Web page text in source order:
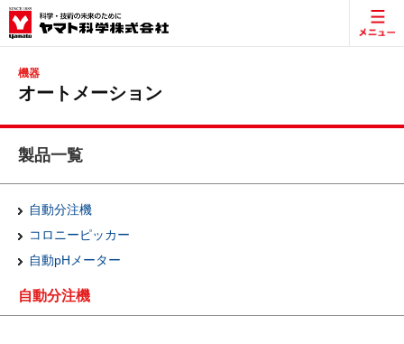
機器
オートメーション
製品一覧
自動分注機
コロニーピッカー
自動pHメーター
自動分注機